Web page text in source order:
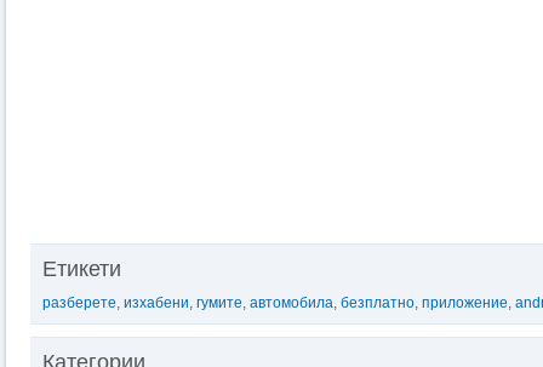
Етикети
разберете, изхабени, гумите, автомобила, безплатно, приложение,
Категории